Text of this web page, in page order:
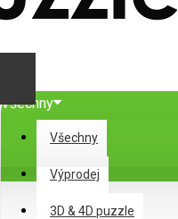
Všechny
Všechny
Výprodej
3D & 4D puzzle